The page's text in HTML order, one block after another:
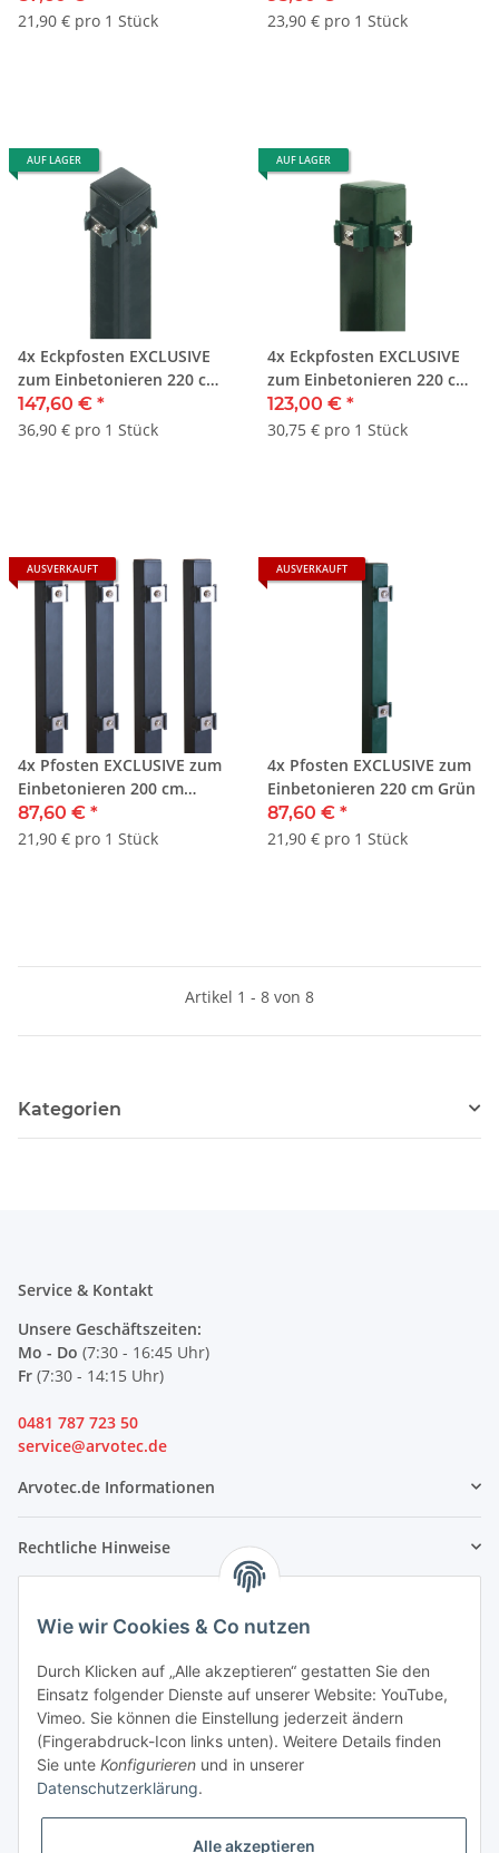
21,90 € pro 1 Stück
23,90 € pro 1 Stück
AUF LAGER
4x Eckpfosten EXCLUSIVE
zum Einbetonieren 220 cm
Anthrazit
147,60 € *
36,90 € pro 1 Stück
AUF LAGER
4x Eckpfosten EXCLUSIVE
zum Einbetonieren 220 cm
Grün
123,00 € *
30,75 € pro 1 Stück
AUSVERKAUFT
4x Pfosten EXCLUSIVE zum
Einbetonieren 200 cm
Anthrazit
87,60 € *
21,90 € pro 1 Stück
AUSVERKAUFT
4x Pfosten EXCLUSIVE zum
Einbetonieren 220 cm Grün
87,60 € *
21,90 € pro 1 Stück
Artikel 1 - 8 von 8
Kategorien
Service & Kontakt
Unsere Geschäftszeiten:
Mo - Do (7:30 - 16:45 Uhr)
Fr (7:30 - 14:15 Uhr)
0481 787 723 50
service@arvotec.de
Arvotec.de Informationen
Rechtliche Hinweise
Wie wir Cookies & Co nutzen
Durch Klicken auf „Alle akzeptieren“ gestatten Sie den
Einsatz folgender Dienste auf unserer Website: YouTube,
Vimeo. Sie können die Einstellung jederzeit ändern
(Fingerabdruck-Icon links unten). Weitere Details finden
Sie unte Konfigurieren und in unserer
Datenschutzerklärung.
Alle akzeptieren